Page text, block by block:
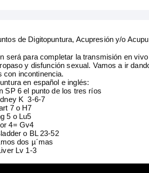
de Digitopuntura, Acupresión y/o
será para completar la transmisión en
y disfunción sexual. Vamos a ir
con incontinencia.
en español e inglés:
SP 6 el punto de los tres ríos
K 3-6-7
7 o H7
5 o Lu5
4= Gv4
o BL 23-52
dos µ´mas
Lv 1-3